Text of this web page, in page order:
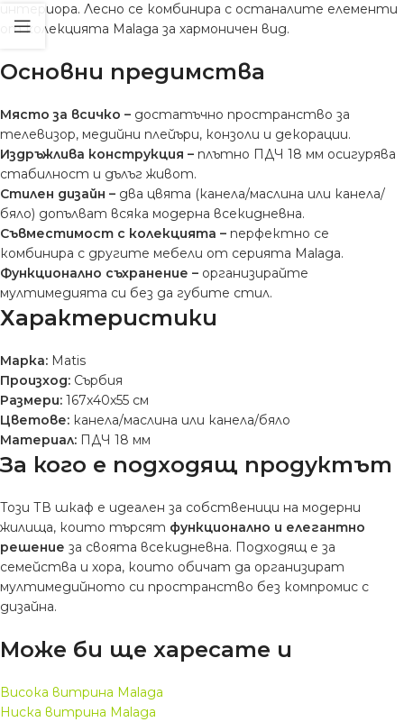
интериора. Лесно се комбинира с останалите елементи
от колекцията Malaga за хармоничен вид.
Основни предимства
Място за всичко – достатъчно пространство за
телевизор, медийни плейъри, конзоли и декорации.
Издръжлива конструкция – плътно ПДЧ 18 мм осигурява
стабилност и дълъг живот.
Стилен дизайн – два цвята (канела/маслина или канела/
бяло) допълват всяка модерна всекидневна.
Съвместимост с колекцията – перфектно се
комбинира с другите мебели от серията Malaga.
Функционално съхранение – организирайте
мултимедията си без да губите стил.
Характеристики
Марка: Matis
Произход: Сърбия
Размери: 167x40x55 см
Цветове: канела/маслина или канела/бяло
Материал: ПДЧ 18 мм
За кого е подходящ продуктът
Този ТВ шкаф е идеален за собственици на модерни
жилища, които търсят функционално и елегантно
решение за своята всекидневна. Подходящ е за
семейства и хора, които обичат да организират
мултимедийното си пространство без компромис с
дизайна.
Може би ще харесате и
Висока витрина Malaga
Ниска витрина Malaga